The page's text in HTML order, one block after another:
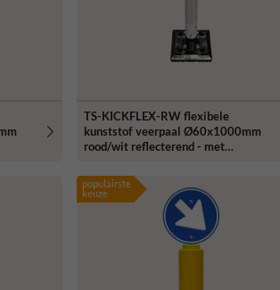
TS-KICKFLEX-RW flexibele
kunststof veerpaal Ø60x1000mm
rood/wit reflecterend - met
populairste
keuze